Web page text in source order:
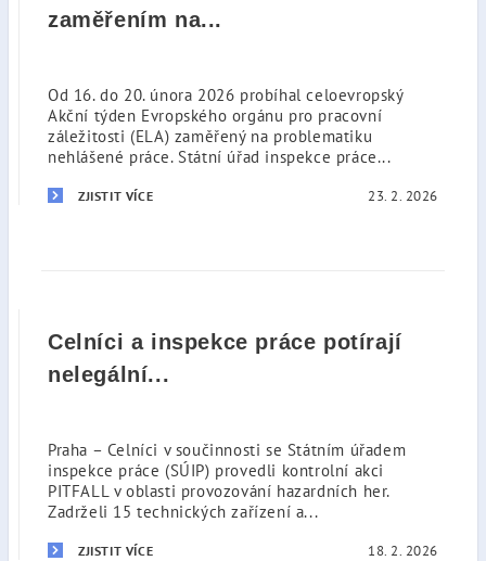
zaměřením na...
Od 16. do 20. února 2026 probíhal celoevropský
Akční týden Evropského orgánu pro pracovní
záležitosti (ELA) zaměřený na problematiku
nehlášené práce. Státní úřad inspekce práce...
ZJISTIT VÍCE 23. 2. 2026
Celníci a inspekce práce potírají
nelegální...
Praha – Celníci v součinnosti se Státním úřadem
inspekce práce (SÚIP) provedli kontrolní akci
PITFALL v oblasti provozování hazardních her.
Zadrželi 15 technických zařízení a...
ZJISTIT VÍCE 18. 2. 2026